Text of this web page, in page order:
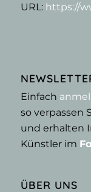
URL: https://
Einfach
so verpassen
und erhalten
Künstler im
ÜBER UNS